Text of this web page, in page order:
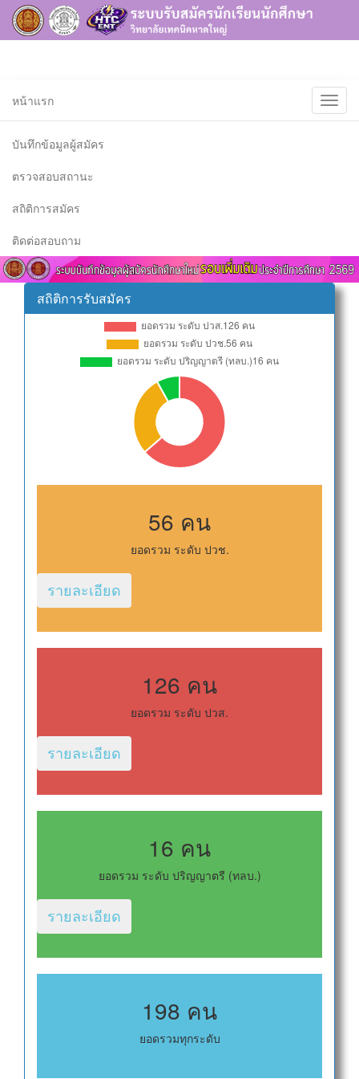
หน้าแรก
บันทึกข้อมูลผู้สมัคร
ตรวจสอบสถานะ
สถิติการสมัคร
ติดต่อสอบถาม
สถิติการรับสมัคร
56 คน
ยอดรวม ระดับ ปวช.
รายละเอียด
126 คน
ยอดรวม ระดับ ปวส.
รายละเอียด
16 คน
ยอดรวม ระดับ ปริญญาตรี (ทลบ.)
รายละเอียด
198 คน
ยอดรวมทุกระดับ